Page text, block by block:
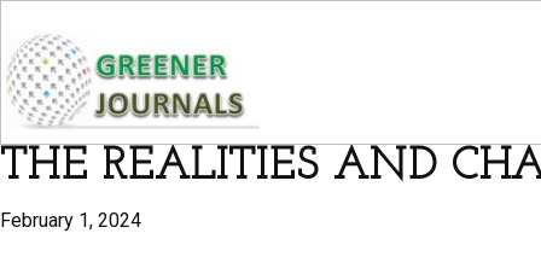
THE REALITIES AND
February 1, 2024